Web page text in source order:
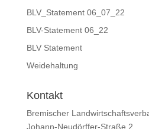
BLV_Statement 06_07_22
BLV-Statement 06_22
BLV Statement
Weidehaltung
Kontakt
Bremischer
Johann-Neudörffer-Straße 2